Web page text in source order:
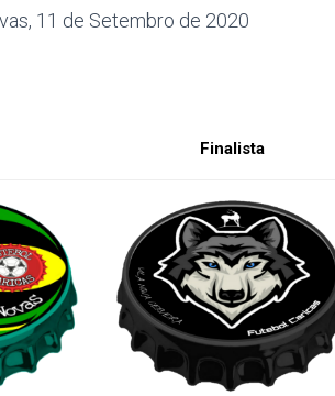
11 de Setembro de 2020
Finalista